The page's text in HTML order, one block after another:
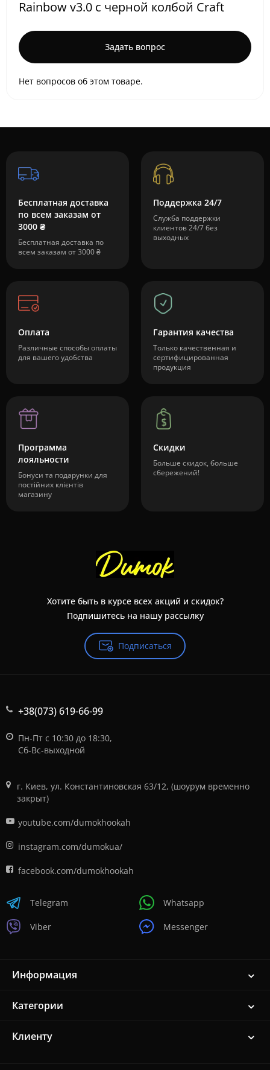
Rainbow v3.0 с черной колбой Craft
Задать вопрос
Нет вопросов об этом товаре.
Бесплатная доставка
по всем заказам от
3000 ₴
Бесплатная доставка по
всем заказам от 3000 ₴
Поддержка 24/7
Служба поддержки
клиентов 24/7 без
выходных
Оплата
Различные способы оплаты
для вашего удобства
Гарантия качества
Только качественная и
сертифицированная
продукция
Программа
лояльности
Бонуси та подарунки для
постійних клієнтів
магазину
Скидки
Больше скидок, больше
сбережений!
Хотите быть в курсе всех акций и скидок?
Подпишитесь на нашу рассылку
Подписаться
+38(073) 619-66-99
Пн-Пт с 10:30 до 18:30,
Сб-Вс-выходной
г. Киев, ул. Константиновская 63/12, (шоурум временно
закрыт)
youtube.com/dumokhookah
instagram.com/dumokua/
facebook.com/dumokhookah
Telegram
Viber
Whatsapp
Messenger
Информация
Категории
Клиенту